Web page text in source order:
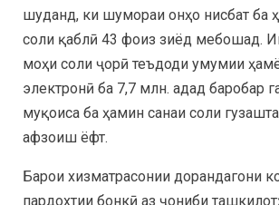
шуданд, ки шумораи онҳо нисбат ба
соли қаблӣ 43 фоиз зиёд мебошад.
моҳи соли ҷорӣ теъдоди умумии
электронӣ ба 7,7 млн. адад баробар
муқоиса ба ҳамин санаи соли
афзоиш ёфт.
Барои хизматрасонии дорандагони
пардохтии бонкӣ аз ҷониби